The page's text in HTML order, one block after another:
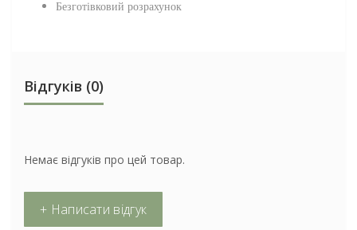
Безготівковий розрахунок
Відгуків (0)
Немає відгуків про цей товар.
+ Написати відгук